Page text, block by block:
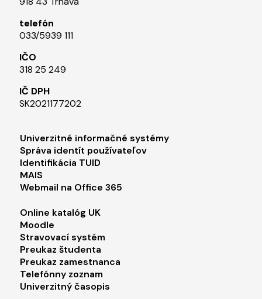
telefón
033/5939 111​
IČO
318 25 249
IČ DPH
SK2021177202​
Footer menu 1
Univerzitné informačné systémy
Správa identít používateľov
Identifikácia TUID
MAIS
Webmail na Office 365
Footer menu 2
Online katalóg UK
Moodle
Stravovací systém
Preukaz študenta
Preukaz zamestnanca
Telefónny zoznam
Univerzitný časopis